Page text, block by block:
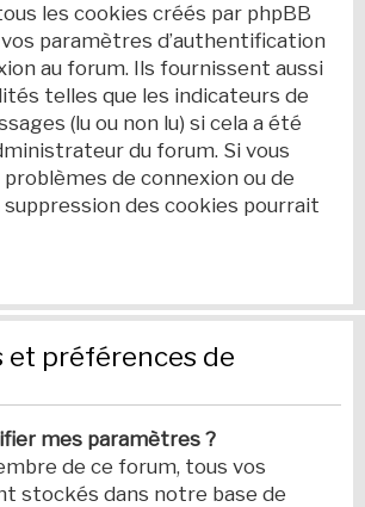
les cookies créés par phpBB
paramètres d’authentification
au forum. Ils fournissent aussi
telles que les indicateurs de
(lu ou non lu) si cela a été
du forum. Si vous
de connexion ou de
suppression des cookies pourrait
et préférences de
mes paramètres ?
de ce forum, tous vos
stockés dans notre base de